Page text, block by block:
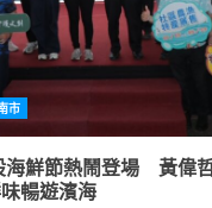
市
海鮮節熱鬧登場 黃偉
暢遊濱海